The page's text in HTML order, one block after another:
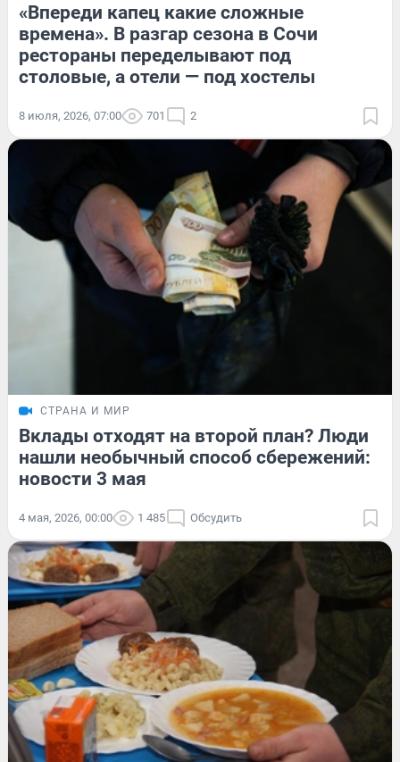
«Впереди капец какие сложные
времена». В разгар сезона в Сочи
рестораны переделывают под
столовые, а отели — под хостелы
8 июля, 2026, 07:00 701 2
СТРАНА И МИР
Вклады отходят на второй план? Люди
нашли необычный способ сбережений:
новости 3 мая
4 мая, 2026, 00:00 1 485 Обсудить